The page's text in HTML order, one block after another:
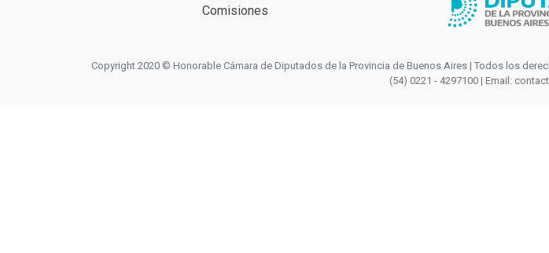
Comisiones
Copyright 2020 © Honorable Cámara de Diputados de la Provincia de Buenos Aires | Todos los
(54) 0221 - 4297100 | Email: